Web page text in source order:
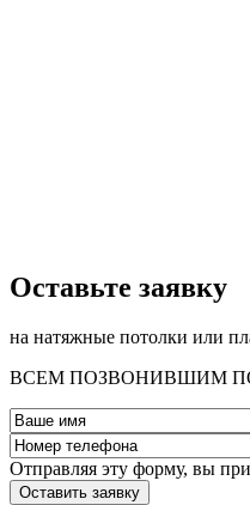
­Оставьте заявку
на натяжные потолки или
ВСЕМ ПОЗВОНИВШИМ
Отправляя эту форму, вы
Оставить заявку